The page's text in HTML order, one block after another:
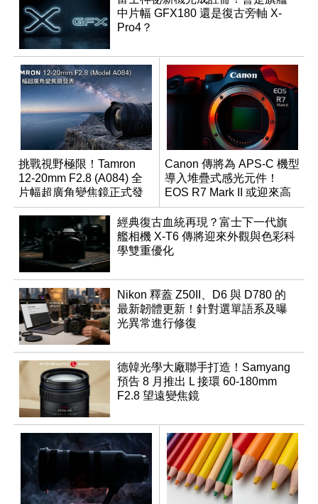
中片幅 GFX180 還是復古旁軸 X-
Pro4？
挑戰視野極限！Tamron
12-20mm F2.8 (A084) 全
片幅超廣角變焦鏡正式發
表
Canon 傳將為 APS-C 機型
導入堆疊式感光元件！
EOS R7 Mark II 或迎來高
速讀出升級
經典復古血統再現？富士下一代旗
艦相機 X-T6 傳將迎來外觀與色彩科
學雙重優化
Nikon 釋蓋 Z50II、D6 與 D780 的
最新韌體更新！針對選單語系及曝
光異常進行修復
德韓光學大廠聯手打造！Samyang
預告 8 月推出 L 接環 60-180mm
F2.8 望遠變焦鏡